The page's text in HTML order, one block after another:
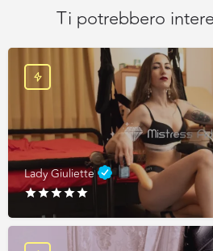
Ti potrebbero
Lady Giuliette